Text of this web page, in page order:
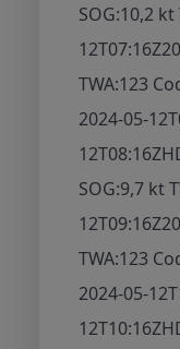
SOG:10,2
12T07:16Z
TWA:123
2024-05-
12T08:16Z
SOG:9,7 kt
12T09:16Z
TWA:123
2024-05-
12T10:16Z